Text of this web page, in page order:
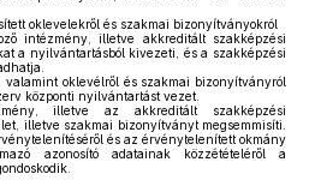
oklevelekről és szakmai bizonyítványokról
intézmény, illetve akkreditált szakképzési
a nyilvántartásból kivezeti, és a szakképzési
valamint oklevélről és szakmai bizonyítványról
központi nyilvántartást vezet.
illetve az akkreditált szakképzési
illetve szakmai bizonyítványt megsemmisíti.
és az érvénytelenített okmány
azonosító adatainak közzétételéről a